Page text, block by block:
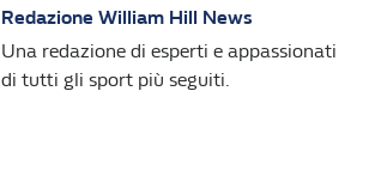
Redazione William Hill News
Una redazione di esperti e appassionati
di tutti gli sport più seguiti.